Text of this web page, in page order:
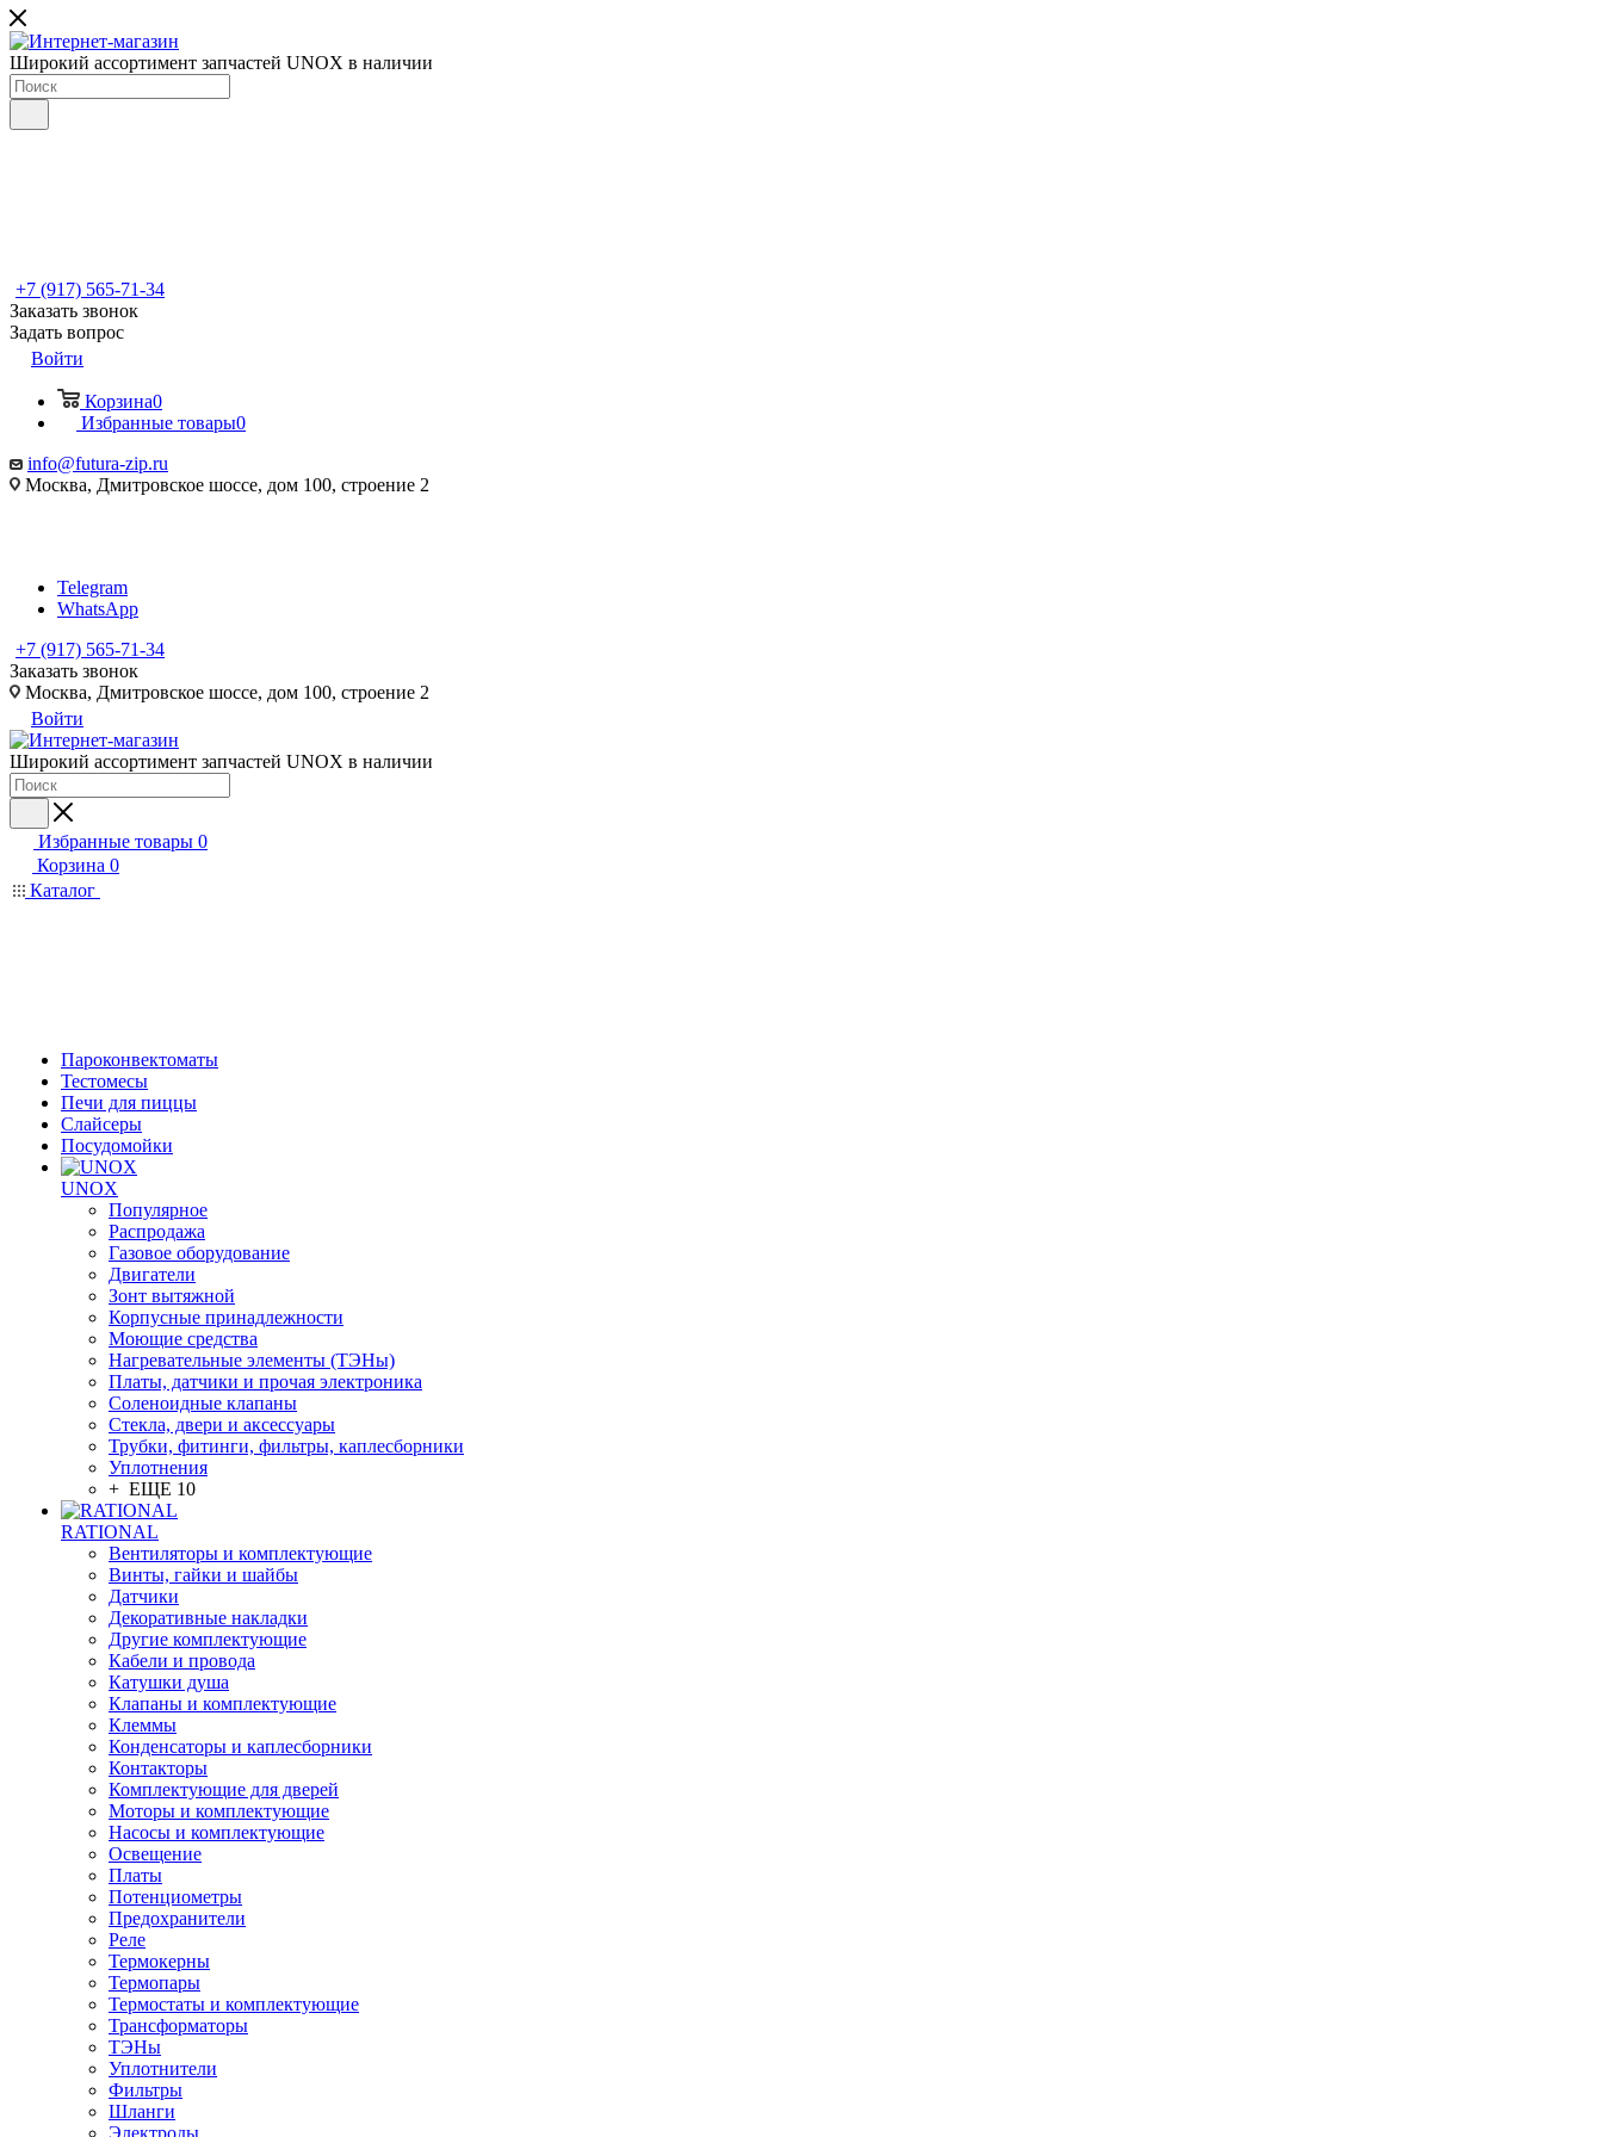
Широкий ассортимент запчастей UNOX в наличии
+7 (917) 565-71-34
Заказать звонок
Задать вопрос
Войти
Корзина0
Избранные товары0
info@futura-zip.ru
Москва, Дмитровское шоссе, дом 100, строение 2
Telegram
WhatsApp
+7 (917) 565-71-34
Заказать звонок
Москва, Дмитровское шоссе, дом 100, строение 2
Войти
Широкий ассортимент запчастей UNOX в наличии
Избранные товары 0
Корзина 0
Каталог
Пароконвектоматы
Тестомесы
Печи для пиццы
Слайсеры
Посудомойки
UNOX
Популярное
Распродажа
Газовое оборудование
Двигатели
Зонт вытяжной
Корпусные принадлежности
Моющие средства
Нагревательные элементы (ТЭНы)
Платы, датчики и прочая электроника
Соленоидные клапаны
Стекла, двери и аксессуары
Трубки, фитинги, фильтры, каплесборники
Уплотнения
+ ЕЩЕ 10
RATIONAL
Вентиляторы и комплектующие
Винты, гайки и шайбы
Датчики
Декоративные накладки
Другие комплектующие
Кабели и провода
Катушки душа
Клапаны и комплектующие
Клеммы
Конденсаторы и каплесборники
Контакторы
Комплектующие для дверей
Моторы и комплектующие
Насосы и комплектующие
Освещение
Платы
Потенциометры
Предохранители
Реле
Термокерны
Термопары
Термостаты и комплектующие
Трансформаторы
ТЭНы
Уплотнители
Фильтры
Шланги
Электроды